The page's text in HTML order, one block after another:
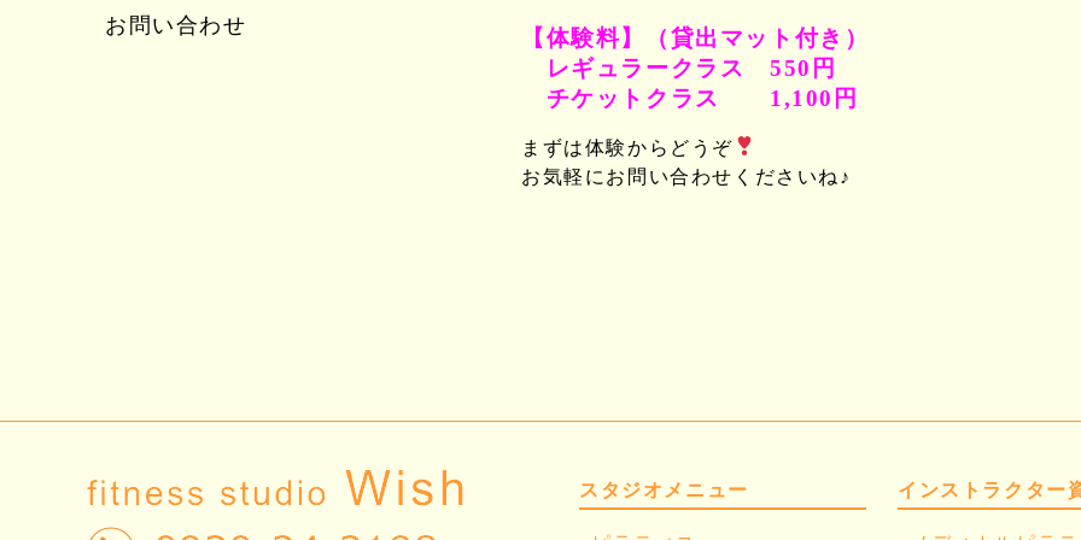
お問い合わせ
【体験料】（貸出マット付き）
レギュラークラス 550円
チケットクラス 1,100円
まずは体験からどうぞ
お気軽にお問い合わせくださいね♪
スタジオメニュー インストラクター